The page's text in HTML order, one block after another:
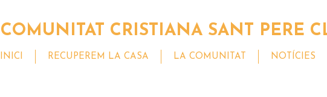
COMUNITAT CRISTIANA SANT PERE
INICI RECUPEREM LA CASA LA COMUNITAT NOTÍCIES